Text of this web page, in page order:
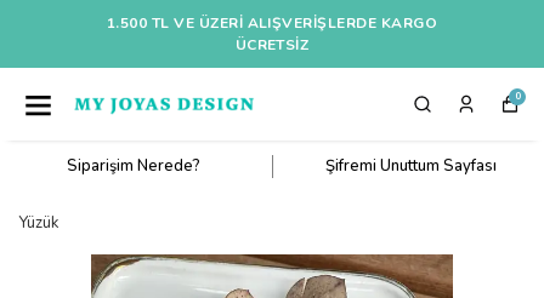
1.500 TL VE ÜZERI ALIŞVERIŞLERDE KARGO
ÜCRETSİZ
0
Siparişim Nerede? Şifremi Unuttum Sayfası
Yüzük